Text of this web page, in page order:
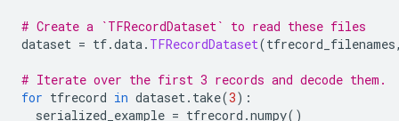
# Create a `TFRecordDataset` to read these files
dataset = tf.data. TFRecordDataset(tfrecord_filenames
# Iterate over the first 3 records and decode them.
for tfrecord in dataset. take(3):
serialized_example = tfrecord .numpy()